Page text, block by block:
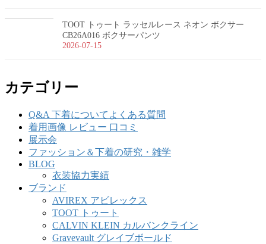
TOOT トゥート ラッセルレース ネオン ボクサー
CB26A016 ボクサーパンツ
2026-07-15
カテゴリー
Q&A 下着についてよくある質問
着用画像 レビュー 口コミ
展示会
ファッション＆下着の研究・雑学
BLOG
衣装協力実績
ブランド
AVIREX アビレックス
TOOT トゥート
CALVIN KLEIN カルバンクライン
Gravevault グレイブボールド